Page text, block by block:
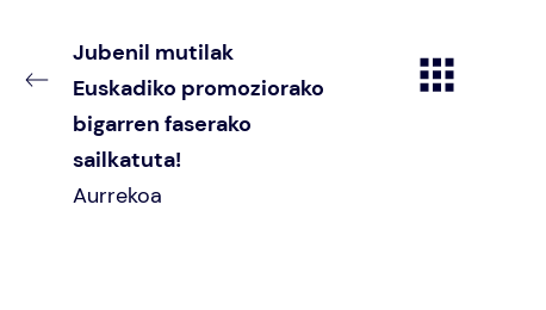
Jubenil mutilak
Euskadiko promoziorako
bigarren faserako
sailkatuta!
Aurrekoa